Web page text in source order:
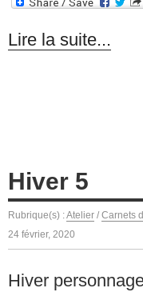
Lire la suite...
Hiver 5
Rubrique(s) :Atelier / Carnets
24 février, 2020
Hiver